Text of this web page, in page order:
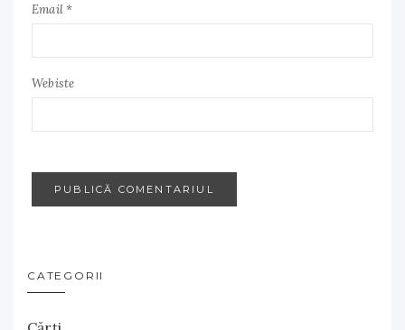
Email *
Webiste
CATEGORII